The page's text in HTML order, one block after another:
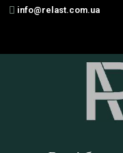
info@relast.com.ua